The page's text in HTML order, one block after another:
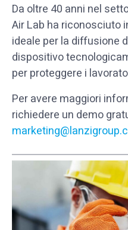
Da oltre 40 anni nel
Air Lab ha riconosciuto
ideale per la diffusione
dispositivo
per proteggere i
Per avere maggiori
richiedere un demo